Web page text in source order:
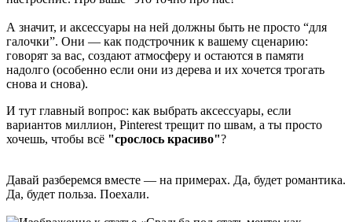
А значит, и аксессуары на ней должны быть не просто “для
галочки”. Они — как подстрочник к вашему сценарию:
говорят за вас, создают атмосферу и остаются в памяти
надолго (особенно если они из дерева и их хочется трогать
снова и снова).
И тут главный вопрос: как выбрать аксессуары, если
вариантов миллион, Pinterest трещит по швам, а ты просто
хочешь, чтобы всё "срослось красиво"?
Давай разберемся вместе — на примерах. Да, будет романтика.
Да, будет польза. Поехали.